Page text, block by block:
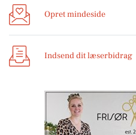
Opret mindeside
Indsend dit læserbidrag